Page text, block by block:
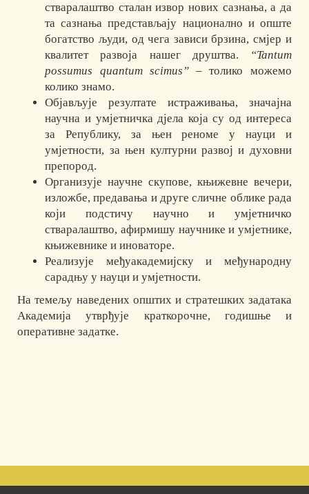
стваралаштво сталан извор нових сазнања, а да
та сазнања представљају национално и опште
богатство људи, од чега зависи брзина, смјер и
квалитет развоја нашег друштва.
“Tantum
possumus quantum scimus”– толико можемо
колико знамо.
Објављује резултате истраживања, значајна
научна и умјетничка дјела која су од интереса
за Републику, за њен реноме у науци и
умјетности, за њен културни развој и духовни
препород.
Организује научне скупове, књижевне вечери,
изложбе, предавања и друге сличне облике рада
који подстичу научно и умјетничко
стваралаштво, афирмишу научнике и умјетнике,
књижевнике и иноваторе.
Реализује међуакадемијску и међународну
сарадњу у науци и умјетности.
На темељу наведених општих и стратешких задатака
Академија утврђује краткорочне, годишње и
оперативне задатке.